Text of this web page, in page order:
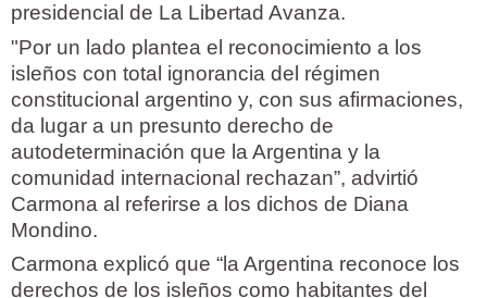
presidencial de La Libertad Avanza.
"Por un lado plantea el reconocimiento a los
isleños con total ignorancia del régimen
constitucional argentino y, con sus afirmaciones,
da lugar a un presunto derecho de
autodeterminación que la Argentina y la
comunidad internacional rechazan”, advirtió
Carmona al referirse a los dichos de Diana
Mondino.
Carmona explicó que “la Argentina reconoce los
derechos de los isleños como habitantes del